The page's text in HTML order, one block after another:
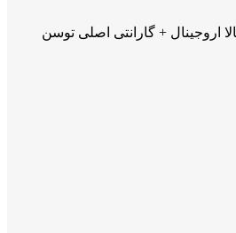
اروجینال + گارانتی اصلی توسن